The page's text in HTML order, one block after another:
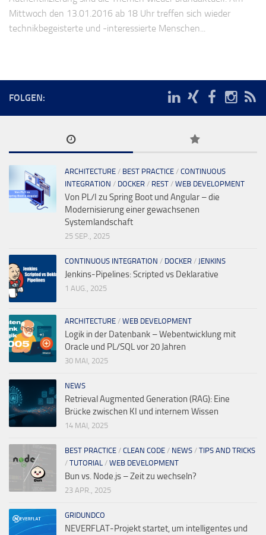
Mittwoch den 13.01.2016 ab 18 Uhr treffen sich wieder
technikbegeisterte und -interessierte Menschen...
FOLGEN:
ARCHITECTURE / BEST PRACTICE / CONTINUOUS
INTEGRATION / DOCKER / REST / WEB DEVELOPMENT
Von PL/I zu Spring Boot und Angular – die
Modernisierung einer gewachsenen
Systemlandschaft
25 SEP., 2025
CONTINUOUS INTEGRATION / DOCKER / JENKINS
Jenkins-Pipelines: Scripted vs Deklarative
1 AUG., 2025
ARCHITECTURE / WEB DEVELOPMENT
Logik in der Datenbank – Webentwicklung mit
Oracle und PL/SQL vor 20 Jahren
30 MAI, 2025
NEWS
Retrieval Augmented Generation (RAG): Eine
Brücke zwischen KI und internem Wissen
14 MAI, 2025
BEST PRACTICE / CLEAN CODE / NEWS / TIPS AND TRICKS
/ TUTORIAL / WEB DEVELOPMENT
Bun vs. Node.js – Zeit zu wechseln?
23 APR., 2025
GRIDUNDCO
NEVERFLAT-Projekt startet, um intelligentes und